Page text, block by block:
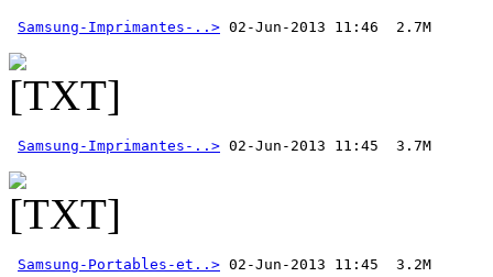
Samsung-Imprimantes-..>
Samsung-Imprimantes-..>
Samsung-Portables-et..>